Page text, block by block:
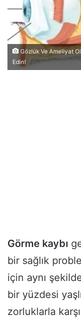
Gözlük Ve Ameliyat
Edin!
Görme kaybı
bir sağlık
için aynı
bir yüzdesi
zorluklarla